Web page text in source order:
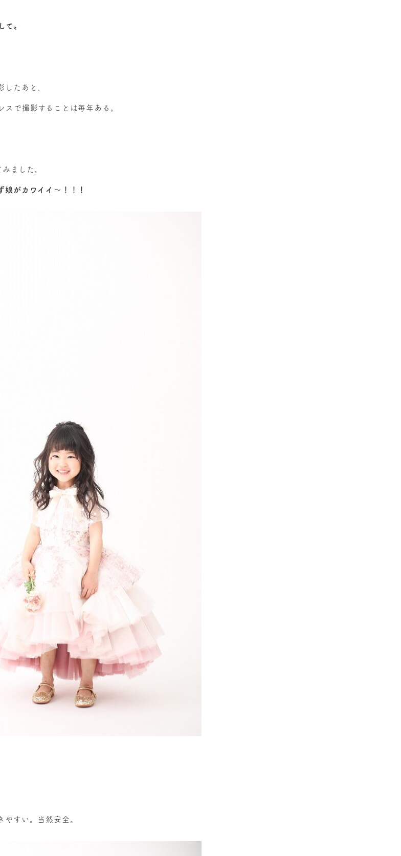
て〟
したあと、
スで撮影することは毎年ある。
ました。
娘がカワイイ～！！！
やすい。当然安全。